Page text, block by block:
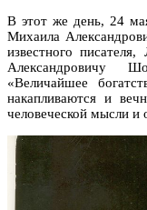
В этот же день, 24
Михаила
известного
Александровичу
«Величайшее
накапливаются и
человеческой мысли и